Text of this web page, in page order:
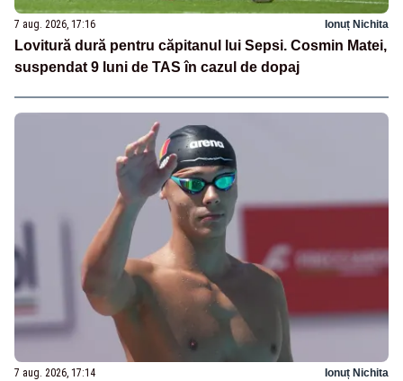
7 aug. 2026, 17:16 Ionuț Nichita
Lovitură dură pentru căpitanul lui Sepsi. Cosmin Matei,
suspendat 9 luni de TAS în cazul de dopaj
7 aug. 2026, 17:14 Ionuț Nichita